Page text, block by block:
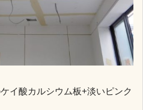
イ酸カルシウム板+淡いピンク